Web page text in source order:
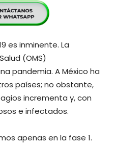
es inminente. La
(OMS)
pandemia. A México ha
países; no obstante,
incrementa y, con
e infectados.
apenas en la fase 1.